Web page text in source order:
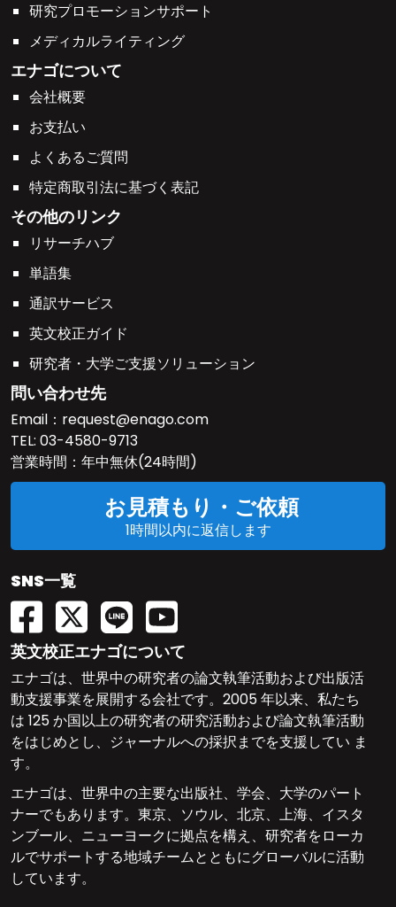
研究プロモーションサポート
メディカルライティング
エナゴについて
会社概要
お支払い
よくあるご質問
特定商取引法に基づく表記
その他のリンク
リサーチハブ
単語集
通訳サービス
英文校正ガイド
研究者・大学ご支援ソリューション
問い合わせ先
Email： request@enago.com
TEL: 03-4580-9713
営業時間：年中無休(24時間)
お見積もり・ご依頼
1時間以内に返信します
SNS一覧
英文校正エナゴについて
エナゴは、世界中の研究者の論文執筆活動および出版活
動支援事業を展開する会社です。2005 年以来、私たち
は 125 か国以上の研究者の研究活動および論文執筆活動
をはじめとし、ジャーナルへの採択までを支援してい ま
す。
エナゴは、世界中の主要な出版社、学会、大学のパート
ナーでもあります。東京、ソウル、北京、上海、イスタ
ンブール、ニューヨークに拠点を構え、研究者をローカ
ルでサポートする地域チームとともにグローバルに活動
しています。